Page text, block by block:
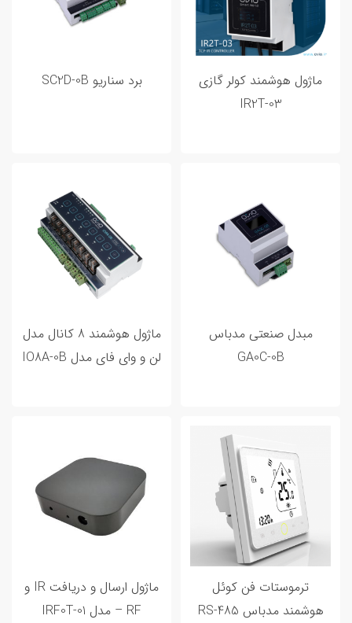
ماژول هوشمند کولر گازی
IR2T-03
برد سناریو SC2D-0B
مبدل صنعتی مدباس
GA0C-0B
ماژول هوشمند 8 کانال مدل
لن و وای فای مدل IO8A-0B
ترموستات فن کوئل
هوشمند مدباس RS-485
ماژول ارسال و دریافت IR و
RF – مدل IRF0T-01
محصولات صنعتی
ورودی خروجی هوشمند
مطالب پر بازدید
20 اردیبهشت 1402
0 تا 100 خانه هوشمند و مراحل هوشمند
سازی خانه شما